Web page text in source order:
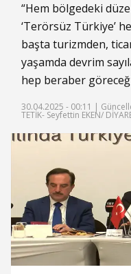
“Hem bölgedeki
‘Terörsüz Türkiye’
başta turizmden,
yaşamda devrim
hep beraber
30.04.2025 - 00:11 |
TETİK- Seyfettin EKEN/